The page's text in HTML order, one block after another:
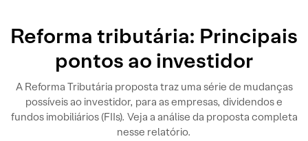
Reforma tributária: Principais
pontos ao investidor
A Reforma Tributária proposta traz uma série de mudanças
possíveis ao investidor, para as empresas, dividendos e
fundos imobiliários (FIIs). Veja a análise da proposta completa
nesse relatório.